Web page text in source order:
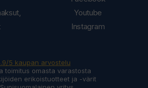
Youtube
Instagram
5 kaupan arvostelu
toimitus omasta varastosta
erikoistuotteet ja -värit